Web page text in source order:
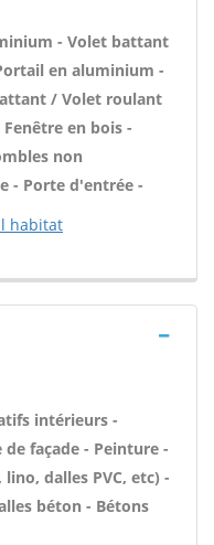
- Volet battant
en aluminium -
/ Volet roulant
en bois -
non
- Porte d'entrée -
habitat
intérieurs -
façade - Peinture -
dalles PVC, etc) -
béton - Bétons